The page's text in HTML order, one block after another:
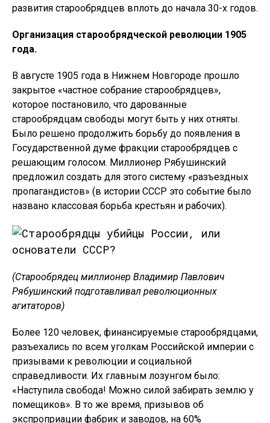
развития старообрядцев вплоть до начала 30-х годов.
Организация старообрядческой революции 1905
года.
В августе 1905 года в Нижнем Новгороде прошло
закрытое «частное собрание старообрядцев»,
которое постановило, что дарованные
старообрядцам свободы могут быть у них отняты.
Было решено продолжить борьбу до появления в
Государственной думе фракции старообрядцев с
решающим голосом. Миллионер Рябушинский
предложил создать для этого систему «разъездных
пропагандистов» (в истории СССР это событие было
названо классовая борьба крестьян и рабочих).
(Старообрядец миллионер Владимир Павлович
Рябушинский подготавливал революционных
агитаторов)
Более 120 человек, финансируемые старообрядцами,
разъехались по всем уголкам Российской империи с
призывами к революции и социальной
справедливости. Их главным лозунгом было:
«Наступила свобода! Можно силой забирать землю у
помещиков». В то же время, призывов об
экспроприации фабрик и заводов, на 60%